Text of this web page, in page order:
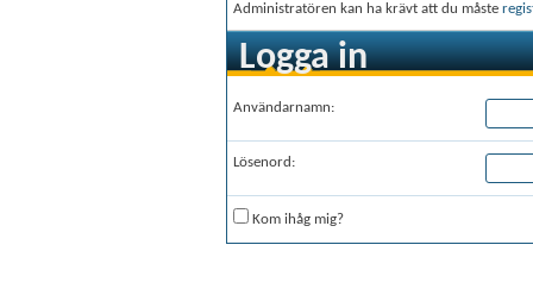
Administratören kan ha krävt att du måste
Logga in
Användarnamn:
Lösenord:
Kom ihåg mig?